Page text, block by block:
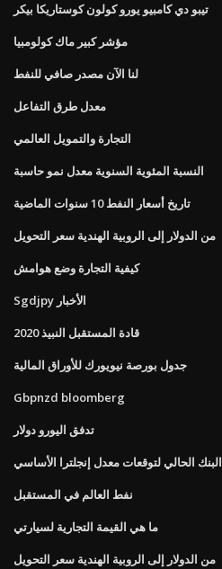
تيبو دي كامبيو يورو كولون كوستاريكا بيكر
مؤشر كبير ماك كولومبيا
لنا الآن مصدر صافي للنفط
معدل طرق التفاعل
التجارة والتمويل العالمي
النسبة المئوية السنوية معدل نمو حاسبة
تاريخ أسعار النفط 10 سنوات الماضية
من الدولار إلى الروبية الهندية سعر التحويل
كيفية التجارة وضع هوامش
Sgdjpy الأخبار
قادة المستقبل النبيذ 2020
جدول بورصة نيويورك للأوراق المالية
Gbpnzd bloomberg
تدفق اليورو دولار
البنك الحالي لتوقعات معدل إنجلترا الأساسي
نفط العالم في المستقبل
ما هي القيمة التجارية لسيارتي
من الدولار إلى الروبية الهندية سعر التحويل